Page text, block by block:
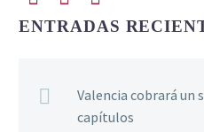
ENTRADAS
Valencia cobrará un
capítulos